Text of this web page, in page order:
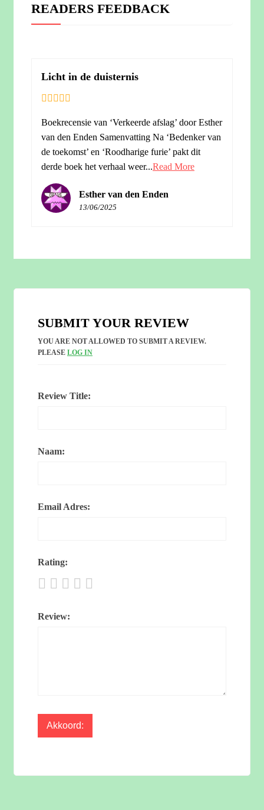
READERS FEEDBACK
Licht in de duisternis
Boekrecensie van ‘Verkeerde afslag’ door Esther
van den Enden Samenvatting Na ‘Bedenker van
de toekomst’ en ‘Roodharige furie’ pakt dit
derde boek het verhaal weer...Read More
Esther van den Enden
13/06/2025
SUBMIT YOUR REVIEW
YOU ARE NOT ALLOWED TO SUBMIT A REVIEW.
PLEASE LOG IN
Review Title:
Naam:
Email Adres:
Rating:
Review: